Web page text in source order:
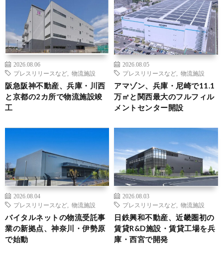
2026.08.06
プレスリリースなど
物流施設
阪急阪神不動産、兵庫・川西
と京都の2カ所で物流施設竣
工
2026.08.05
プレスリリースなど
物流施設
アマゾン、兵庫・尼崎で11.1
万㎡と関西最大のフルフィル
メントセンター開設
2026.08.04
プレスリリースなど
物流施設
バイタルネットの物流受託事
業の新拠点、神奈川・伊勢原
で始動
2026.08.03
プレスリリースなど
物流施設
日鉄興和不動産、近畿圏初の
賃貸R&D施設・賃貸工場を兵
庫・西宮で開発